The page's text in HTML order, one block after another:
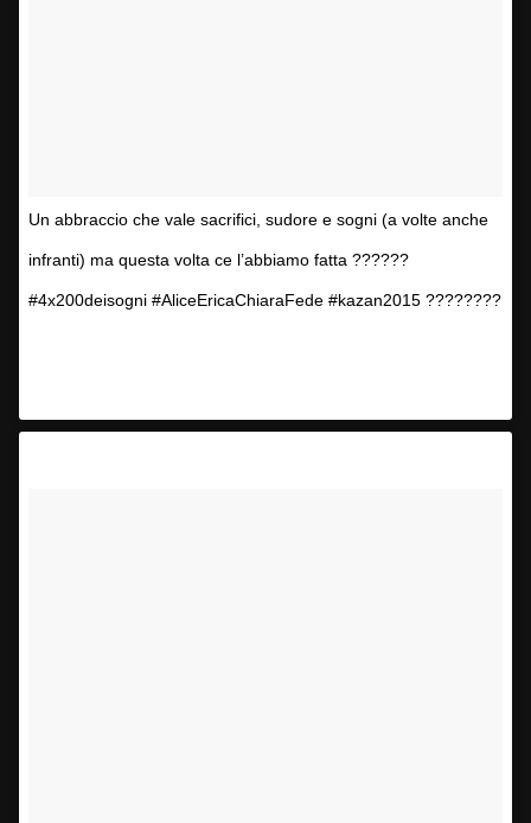
Un abbraccio che vale sacrifici, sudore e sogni (a volte anche
infranti) ma questa volta ce l’abbiamo fatta ??????
#4x200deisogni #AliceEricaChiaraFede #kazan2015 ????????